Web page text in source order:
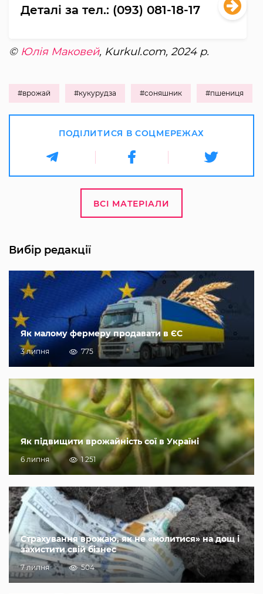
Деталі за тел.: (093) 081-18-17
© Юлія Маковей, Kurkul.com, 2024 р.
#врожай #кукурудза #соняшник #пшениця
ПОДІЛИТИСЯ В СОЦМЕРЕЖАХ
ВСІ МАТЕРІАЛИ
Вибір редакції
Як малому фермеру продавати в ЄС
3 липня 775
Як підвищити врожайність сої в Україні
6 липня 1 251
Страхування врожаю, як не «молитися» на дощ і
захистити свій бізнес
7 липня 504